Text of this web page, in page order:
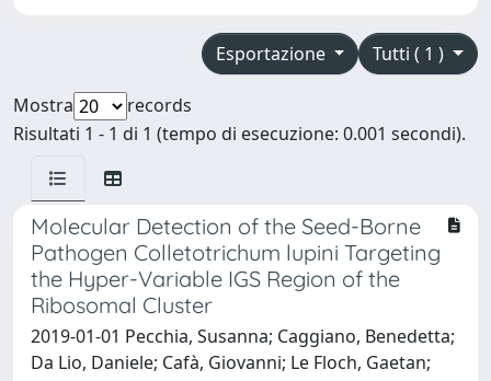
Tutti ( 1 )
Esportazione
Mostra
records
Risultati 1 - 1 di 1 (tempo di esecuzione: 0.001 secondi).
Molecular Detection of the Seed-Borne
Pathogen Colletotrichum lupini Targeting
the Hyper-Variable IGS Region of the
Ribosomal Cluster
2019-01-01 Pecchia, Susanna; Caggiano, Benedetta;
Da Lio, Daniele; Cafà, Giovanni; Le Floch, Gaetan;